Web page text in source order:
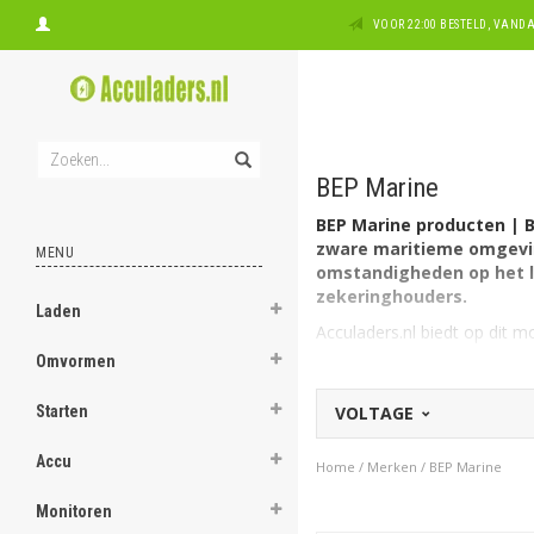
VOOR 22:00 BESTELD,
MENU
Laden
Omvormen
Starten
Accu
Monitoren
BEP Marine
BEP Marine producten |
zware maritieme
omstandigheden op het
zekeringhouders.
Acculaders.nl biedt op dit
Met veel aandacht voor
van de
BEP Marine is onderdeel
Acculaders.nl een groot
VOLTAGE
Home / Merken / BEP Marine